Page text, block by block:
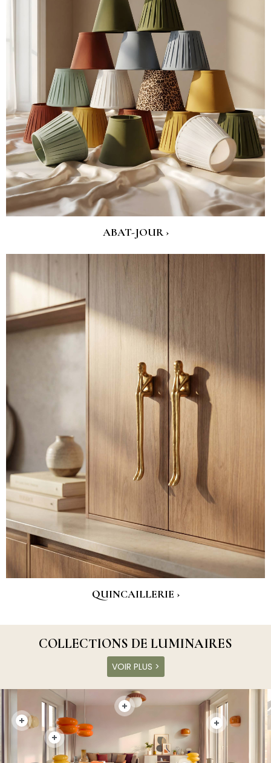
ABAT-JOUR ›
QUINCAILLERIE ›
COLLECTIONS DE LUMINAIRES
VOIR PLUS >